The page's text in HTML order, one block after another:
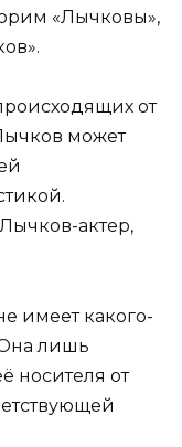
«Лычковы»,
от
может
актер,
имеет какого-
лишь
носителя от